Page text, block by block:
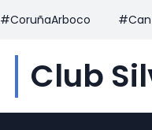
#CoruñaArboco
Club